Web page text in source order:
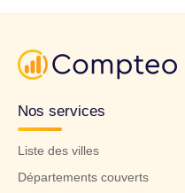
Nos services
Liste des villes
Départements couverts